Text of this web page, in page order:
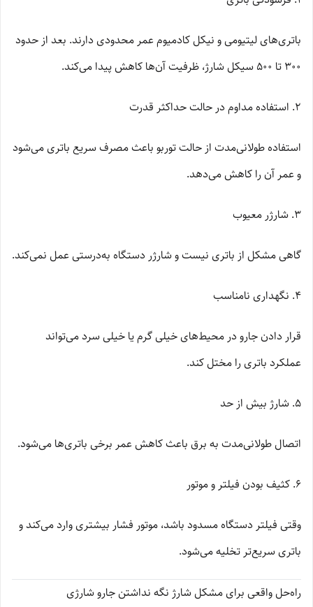
باتری‌های لیتیومی و نیکل کادمیوم عمر محدودی دارند. بعد از حدود
300 تا 500 سیکل شارژ، ظرفیت آن‌ها کاهش پیدا می‌کند.
2. استفاده مداوم در حالت حداکثر قدرت
استفاده طولانی‌مدت از حالت توربو باعث مصرف سریع باتری می‌شود
و عمر آن را کاهش می‌دهد.
3. شارژر معیوب
گاهی مشکل از باتری نیست و شارژر دستگاه به‌درستی عمل نمی‌کند.
4. نگهداری نامناسب
قرار دادن جارو در محیط‌های خیلی گرم یا خیلی سرد می‌تواند
عملکرد باتری را مختل کند.
5. شارژ بیش از حد
اتصال طولانی‌مدت به برق باعث کاهش عمر برخی باتری‌ها می‌شود.
6. کثیف بودن فیلتر و موتور
وقتی فیلتر دستگاه مسدود باشد، موتور فشار بیشتری وارد می‌کند و
باتری سریع‌تر تخلیه می‌شود.
راه‌حل واقعی برای مشکل شارژ نگه نداشتن جارو شارژی